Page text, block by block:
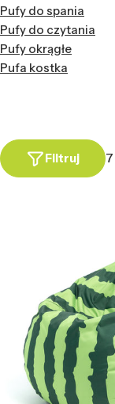
Pufy do spania
Pufy do czytania
Pufy okrągłe
Pufa kostka
Filtruj